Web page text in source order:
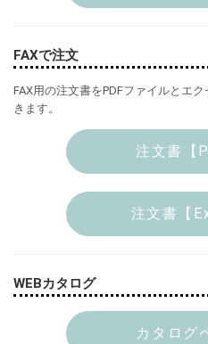
FAXで注文
FAX用の注文書をPDFファイルとエ
きます。
注文書【
注文書【
WEBカタログ
カタログ